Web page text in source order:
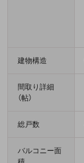
建物構造
間取り詳細
（帖）
総戸数
バルコニー面